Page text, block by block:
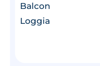
Balcon
Loggia